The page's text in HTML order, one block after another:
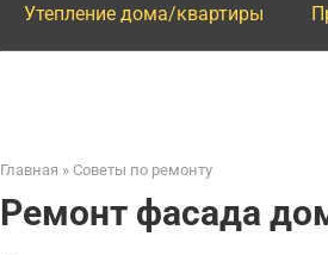
Утепление дома/квартиры
Главная » Советы по ремонту
Ремонт фасада